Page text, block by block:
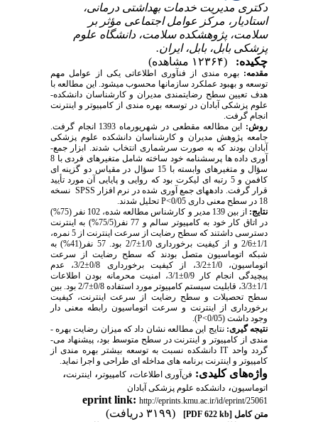
دکتری مدیریت خدمات بهداشتی درمانی،
استادیار، مرکز عوامل اجتماعی مؤثر بر
سلامت، پژوهشکده سلامت، دانشگاه علوم
پزشکی بابل، بابل، ایران.
چکیده:
(۱۲۳۶۴ مشاهده)
مقدمه: بهره­ مندی از فن­آوری اطلاعاتی یکی از عوامل مهم
توسعه و بهبود عملکرد سازمان­ها محسوب می­شود. این مطالعه با
هدف تعیین سطح رضایت­مندی مدیران و کارشناسان دانشکده­
علوم پزشکی آبادان در توسعه بهره­ مندی از کامپیوتر و اینترنت
انجام گرفت.
روش:
این مطالعه مقطعی در شهریورماه 1393 انجام گرفت.
جامعه پژوهش مدیران و کارشناسان دانشکده علوم پزشکی
آبادان بودند که به صورت سرشماری انتخاب شدند. ابزار جمع­
آوری داده­ ها پرسشنامه خود ساخته شامل متغیرهای فردی با 8
سؤال و متغیرهای وابسته با 15 سؤال در مقیاس دو گزینه­ ای
کافمن و 5 رتبه ­ای لیکرت بود که روایی و پایایی آن مورد تأیید
قرار گرفت. داده­های جمع­ آوری شده در نرم­ افزار SPSS نسخه
18 در سطح معنی­ داری 0/05>
Pتحلیل شدند.
نتایج:
از بین 139 مدیر و کارشناس مطالعه شده، 102 نفر (75%)
در اتاق کار خود به کامپیوتر سالم و 77 نفر(75/5%) به اینترنت
دسترسی داشتند که سطح رضایت از سرعت اینترنت از 5 نمره،
1/1±2/6 و از کیفیت برخورداری 1/0±2/7 بود. 57 نفر(41%) به
شبکه اتوماسیون متصل بودند که سطح رضایت از سرعت
اتوماسیون، 1/0±3/2، از کیفیت برخورداری 0/8±3/2، عدم
پیچیدگی انجام کار 0/9±3/1، امنیت محرمانه بودن اطلاعات
1/1±3/3، قابلیت سیستم کامپیوتر مورد استفاده 0/8±2/7 بود. بین
سطح تحصیلات و سطح رضایت از سرعت اینترنت، کیفیت
برخورداری از اینترنت و سرعت اتوماسیون رابطه معنی­ دار
وجود داشت (0/05>
P
).
نتیجه­ گیری:نتایج این مطالعه نشان داد که میزان رضایت بهره ­
مندی از کامپیوتر و اینترنت در سطح متوسط بود، پیشنهاد می­
گردد واحدITدانشکده نسبت به توسعه بیشتر بهره­ مندی از
کامپیوتر و اینترنت برنامه­ های مداخله­ ای طراحی و اجرا نماید.
واژه‌های کلیدی: فن‌آوری اطلاعات، کامپیوتر ، اینترنت،
اتوماسیون، دانشکده‌ علوم پزشکی آبادان
eprint link:http://eprints.kmu.ac.ir/id/eprint/25061
متن کامل[PDF 622 kb]
(۳۱۹۹ دریافت)